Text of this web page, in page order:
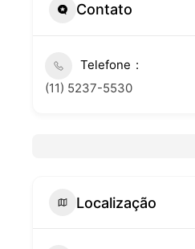
Contato
Telefone
(11) 5237-5530
Localização